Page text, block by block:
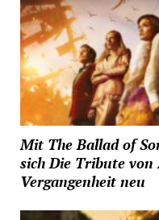
Mit The Ballad of
sich Die Tribute von
Vergangenheit neu